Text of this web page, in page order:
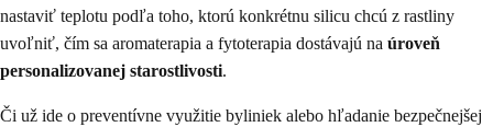
nastaviť teplotu podľa toho, ktorú konkrétnu silicu chcú z rastliny
uvoľniť, čím sa aromaterapia a fytoterapia dostávajú na úroveň
personalizovanej starostlivosti.
Či už ide o preventívne využitie byliniek alebo hľadanie bezpečnejšej